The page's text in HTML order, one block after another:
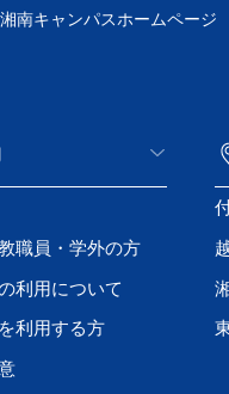
職員・学外の方
利用について
利用する方
湘南キャンパスホームページ